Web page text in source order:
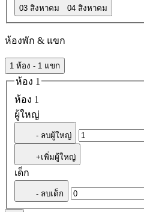
03 สิงหาคม 04 สิงหาคม
ห้องพัก & แขก
1 ห้อง - 1 แขก
ห้อง 1
ห้อง 1
ผู้ใหญ่
- ลบผู้ใหญ่
+เพิ่มผู้ใหญ่
เด็ก
- ลบเด็ก